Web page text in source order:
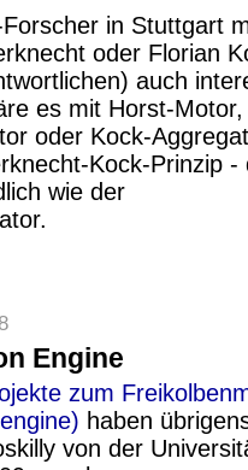
in Stuttgart
oder Florian
auch
es mit Horst-Motor,
oder Kock-
Kock-Prinzip -
wie der
Engine
zum
haben
von der